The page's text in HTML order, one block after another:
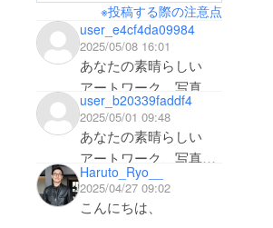
※投稿する際の注意点
user_e4cf4da09984
2025/05/08 16:01
あなたの素晴らしい
アートワーク、写真、
イラストに感銘を受け
たので連絡しました。
厳選した作品を NFT
として 1 点あたり
7,000 ドルで購入した
いと思っています。こ
user_b20339faddf4
2025/05/01 09:48
あなたの素晴らしい
アートワーク、写真、
イラストに感銘を受け
たので連絡しました。
Haruto_Ryo__
2025/04/27 09:02
こんにちは、